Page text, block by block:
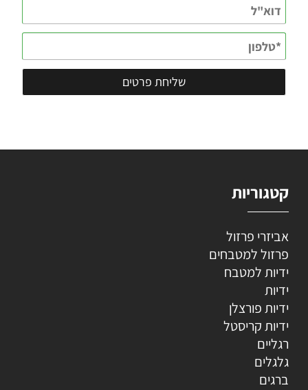
קטגוריות
אביזרי פרזול
פרזול למטבחים
ידיות למטבח
ידיות
ידיות פורצלן
ידיות קריסטל
רגליים
גלגלים
ברגים